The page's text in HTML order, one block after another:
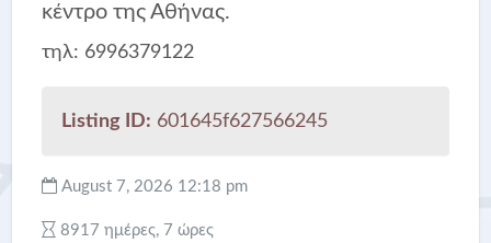
κέντρο της Αθήνας.
τηλ: 6996379122
Listing ID: 601645f627566245
August 7, 2026 12:18 pm
8917 ημέρες, 7 ώρες